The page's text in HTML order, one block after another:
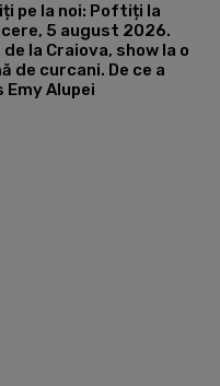
pe la noi: Poftiți la
5 august 2026.
de la Craiova, show la o
de curcani. De ce a
Emy Alupei